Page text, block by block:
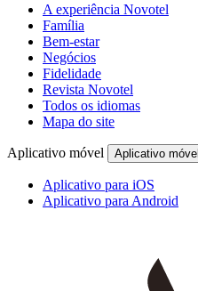
A experiência Novotel
Família
Bem-estar
Negócios
Fidelidade
Revista Novotel
Todos os idiomas
Mapa do site
Aplicativo móvel Aplicativo móvel
Aplicativo para iOS
Aplicativo para Android